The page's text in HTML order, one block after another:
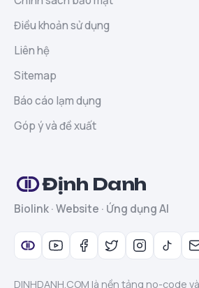
Điều khoản sử dụng
Liên hệ
Sitemap
Báo cáo lạm dụng
Góp ý và đề xuất
Định Danh
Biolink · Website · Ứng dụng AI
DINHDANH.COM là nền tảng no-code